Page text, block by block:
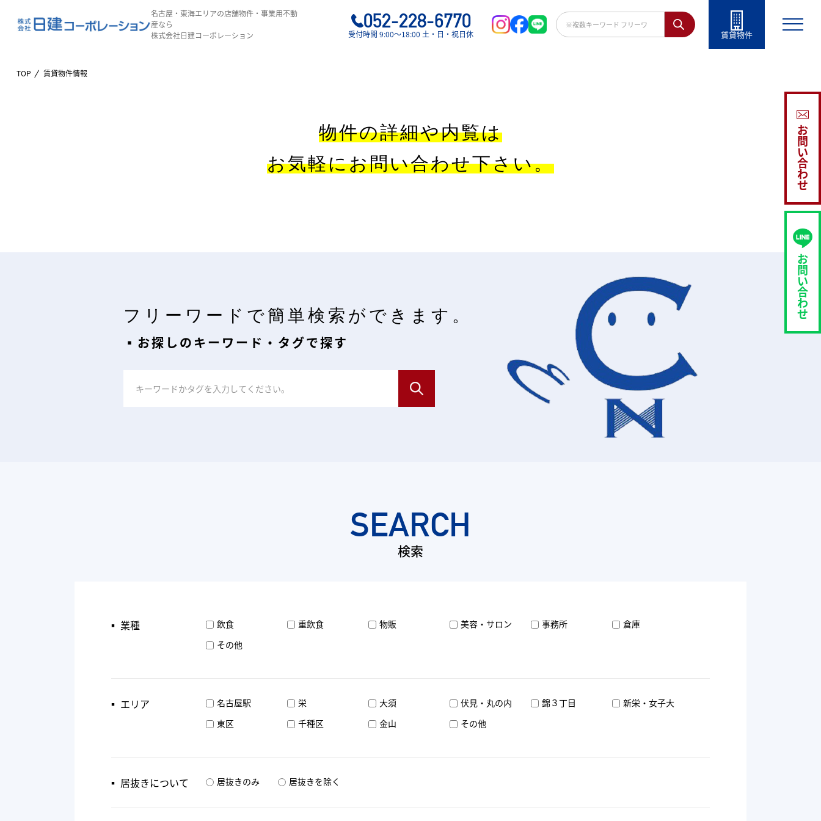
名古屋・東海エリアの店舗物件・事業用不動
産なら
株式会社日建コーポレーション
052-228-6770
受付時間 9:00〜18:00 土・日・祝日休 賃貸物件
お
問
い
合
わ
せ
お
問
い
合
わ
せ
TOP 賃貸物件情報
物件の詳細や内覧は
お気軽にお問い合わせ下さい。
フリーワードで簡単検索ができます。
▪︎お探しのキーワード・タグで探す
SEARCH
検索
▪︎ 業種 飲食 重飲食 物販 美容・サロン 事務所
倉庫
その他
▪︎ エリア 名古屋駅 栄 大須 伏見・丸の内 錦３丁目
新栄・女子大
東区
千種区 金山 その他
▪︎ 居抜きについて 居抜きのみ 居抜きを除く